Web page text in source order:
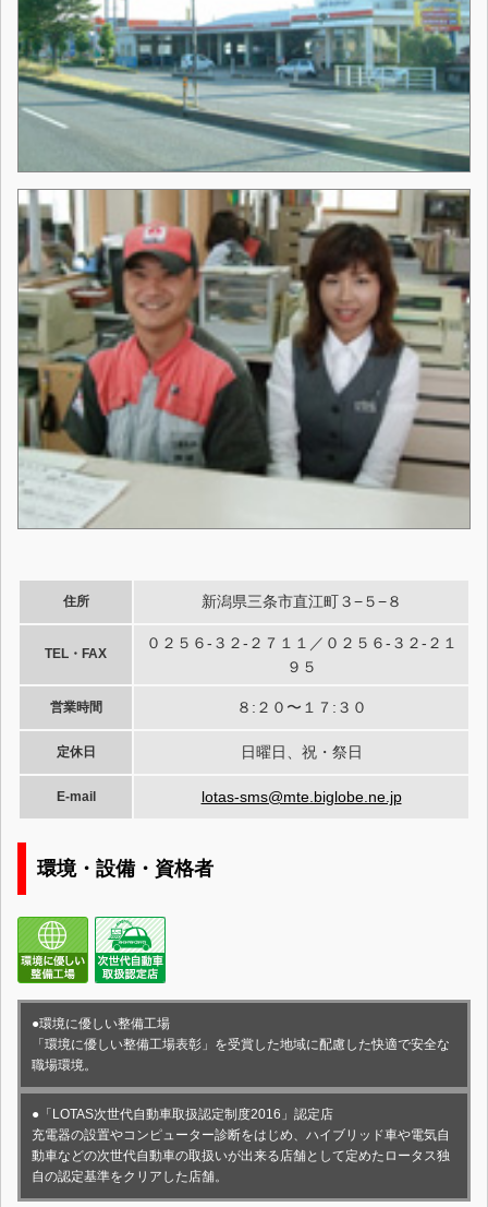
住所 新潟県三条市直江町３−５−８
TEL・FAX
０２５６-３２-２７１１／０２５６-３２-２１
９５
営業時間 ８:２０〜１７:３０
定休日 日曜日、祝・祭日
E-mail lotas-sms@mte.biglobe.ne.jp
環境・設備・資格者
●環境に優しい整備工場
「環境に優しい整備工場表彰」を受賞した地域に配慮した快適で安全な
職場環境。
●「LOTAS次世代自動車取扱認定制度2016」認定店
充電器の設置やコンピューター診断をはじめ、ハイブリッド車や電気自
動車などの次世代自動車の取扱いが出来る店舗として定めたロータス独
自の認定基準をクリアした店舗。